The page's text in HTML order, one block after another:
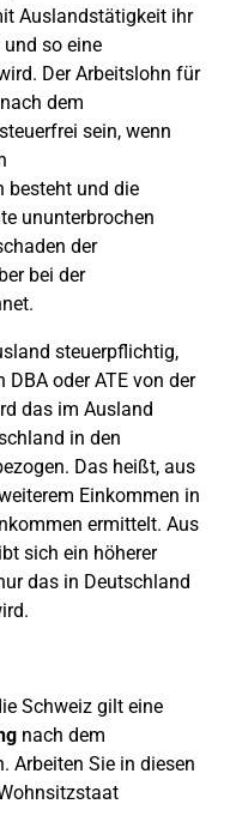
Auslandstätigkeit ihr
so eine
Der Arbeitslohn für
dem
sein, wenn
besteht und die
ununterbrochen
der
bei der
steuerpflichtig,
oder ATE von der
das im Ausland
in den
Das heißt, aus
Einkommen in
ermittelt. Aus
sich ein höherer
das in Deutschland
Schweiz gilt eine
nach dem
Arbeiten Sie in diesen